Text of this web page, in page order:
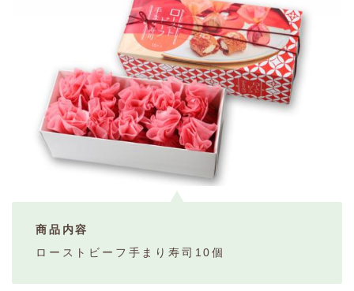
商品内容
ローストビーフ手まり寿司10個